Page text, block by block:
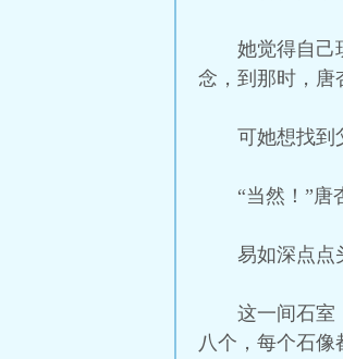
她觉得自己
念，到那时，唐
可她想找到
“当然！”唐
易如深点点
这一间石室
八个，每个石像